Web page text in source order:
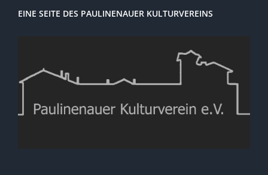
EINE SEITE DES PAULINENAUER KULTURVEREINS